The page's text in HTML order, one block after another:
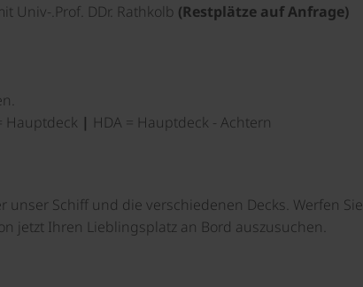
Univ-.Prof. DDr. Rathkolb (Restplätze auf Anfrage)
Hauptdeck | HDA = Hauptdeck - Achtern
Schiff und die verschiedenen Decks. Werfen Sie
jetzt Ihren Lieblingsplatz an Bord auszusuchen.